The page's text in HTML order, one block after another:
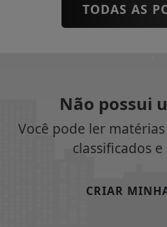
TODAS AS
Não possui
Você pode ler
classificados
CRIAR